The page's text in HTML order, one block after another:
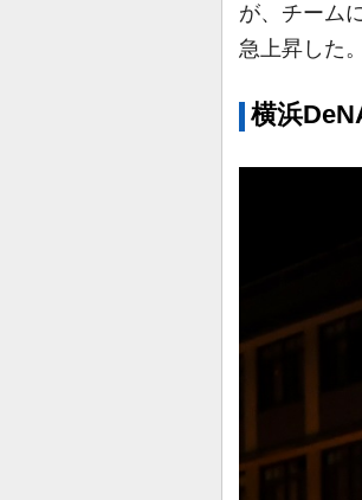
が、チーム
急上昇した。
横浜